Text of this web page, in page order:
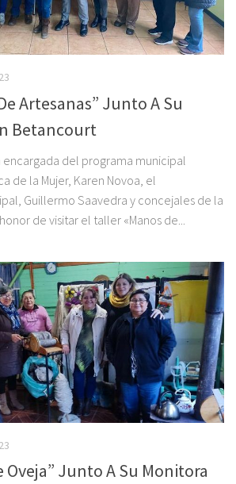
Artesanas” Junto A Su
Betancourt
encargada del programa municipal
de la Mujer, Karen Novoa, el
Guillermo Saavedra y concejales de la
de visitar el taller «Manos de...
Oveja” Junto A Su Monitora